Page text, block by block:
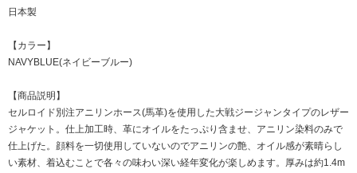
日本製
【カラー】
NAVYBLUE(ネイビーブルー)
【商品説明】
セルロイド別注アニリンホース(馬革)を使用した大戦ジージャンタイプのレザー
ジャケット。仕上加工時、革にオイルをたっぷり含ませ、アニリン染料のみで
仕上げた。顔料を一切使用していないのでアニリンの艶、オイル感が素晴らし
い素材、着込むことで各々の味わい深い経年変化が楽しめます。厚みは約1.4m